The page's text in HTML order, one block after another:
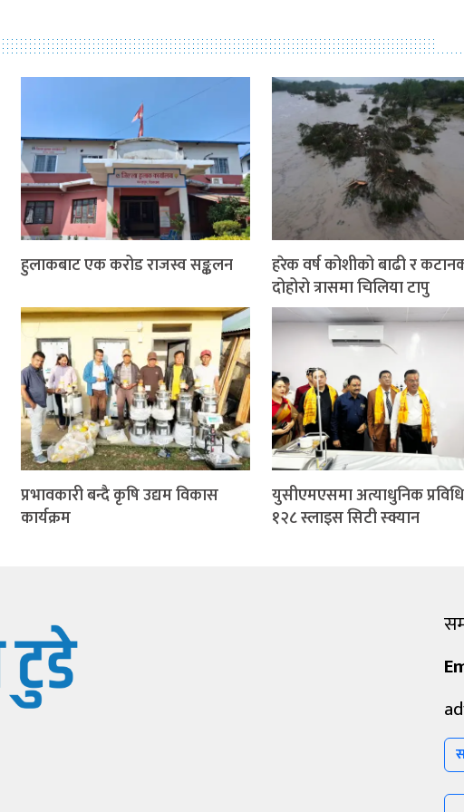
हुलाकबाट एक करोड राजस्व सङ्कलन
हरेक वर्ष कोशीको बाढी र
दोहोरो त्रासमा चिलिया टापु
प्रभावकारी बन्दै कृषि उद्यम विकास
कार्यक्रम
युसीएमएसमा अत्याधुनिक
१२८ स्लाइस सिटी स्क्यान